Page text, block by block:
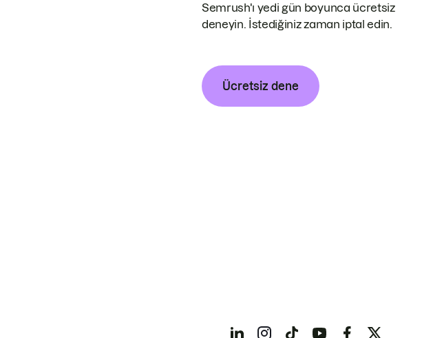
Semrush'ı yedi gün boyunca ücretsiz
deneyin. İstediğiniz zaman iptal edin.
Ücretsiz dene